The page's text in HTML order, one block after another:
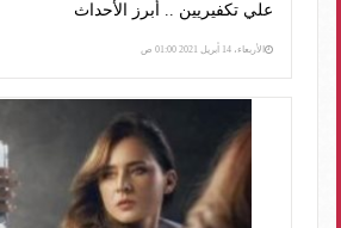
علي تكفيريين .. أبرز الأحداث
الأربعاء، 14 أبريل 2021 01:00 ص